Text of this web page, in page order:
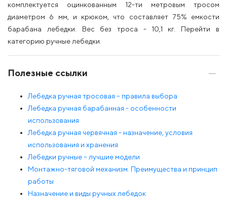
комплектуется оцинкованным 12-ти метровым тросом
диаметром 6 мм, и крюком, что составляет 75% емкости
барабана лебедки. Вес без троса - 10,1 кг. Перейти в
категорию ручные лебедки.
Полезные ссылки
Лебедка ручная тросовая – правила выбора
Лебедка ручная барабанная - особенности
использования
Лебедка ручная червячная - назначение, условия
использования и хранения
Лебедки ручные – лучшие модели
Монтажно-тяговой механизм. Преимущества и принцип
работы
Назначение и виды ручных лебедок